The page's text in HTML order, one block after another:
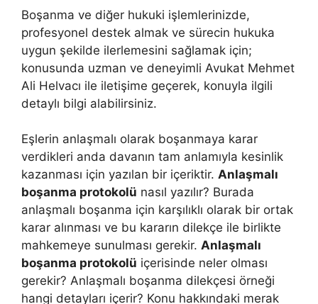
Boşanma ve diğer hukuki işlemlerinizde,
profesyonel destek almak ve sürecin hukuka
uygun şekilde ilerlemesini sağlamak için;
konusunda uzman ve deneyimli Avukat Mehmet
Ali Helvacı ile iletişime geçerek, konuyla ilgili
detaylı bilgi alabilirsiniz.
Eşlerin anlaşmalı olarak boşanmaya karar
verdikleri anda davanın tam anlamıyla kesinlik
kazanması için yazılan bir içeriktir. Anlaşmalı
boşanma protokolü nasıl yazılır? Burada
anlaşmalı boşanma için karşılıklı olarak bir ortak
karar alınması ve bu kararın dilekçe ile birlikte
mahkemeye sunulması gerekir. Anlaşmalı
boşanma protokolü içerisinde neler olması
gerekir? Anlaşmalı boşanma dilekçesi örneği
hangi detayları içerir? Konu hakkındaki merak